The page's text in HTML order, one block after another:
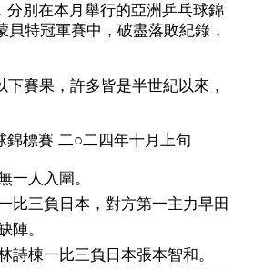
分別在本月舉行的亞洲乒乓球錦
貝特冠軍賽中，破盡落敗紀錄，
賽果，許多皆是半世紀以來，
錦標賽 二○二四年十月上旬
一人入圍。
比三負日本，對方第一主力早田
陣。
詩棟一比三負日本張本智和。